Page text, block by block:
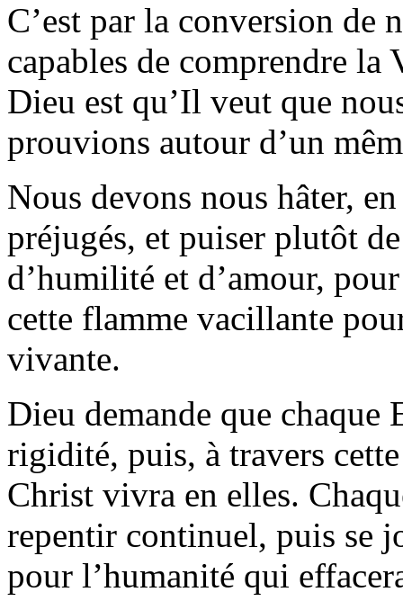
C’est par la conversion de
capables de comprendre
Dieu est qu’Il veut que
prouvions autour d’un
Nous devons nous hâter,
préjugés, et puiser plutôt
d’humilité et d’amour,
cette flamme vacillante
vivante.
Dieu demande que chaque
rigidité, puis, à travers
Christ vivra en elles.
repentir continuel, puis se
pour l’humanité qui